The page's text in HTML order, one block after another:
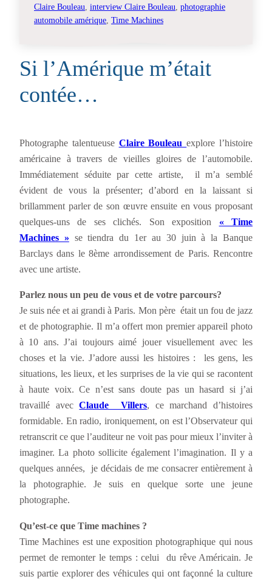
Claire Bouleau interview Claire Bouleau photographie
automobile amérique Time Machines
Si l’Amérique m’était
contée…
Photographe talentueuse Claire Bouleauexplore l’histoire
américaine à travers de vieilles gloires de l’automobile.
Immédiatement séduite par cette artiste, il m’a semblé
évident de vous la présenter; d’abord en la laissant si
brillamment parler de son œuvre ensuite en vous proposant
quelques-uns de ses clichés. Son exposition « Time
Machines » se tiendra du 1er au 30 juin à la Banque
Barclays dans le 8ème arrondissement de Paris. Rencontre
avec une artiste.
Parlez nous un peu de vous et de votre parcours?
Je suis née et ai grandi à Paris. Mon père était un fou de jazz
et de photographie. Il m’a offert mon premier appareil photo
à 10 ans. J’ai toujours aimé jouer visuellement avec les
choses et la vie. J’adore aussi les histoires : les gens, les
situations, les lieux, et les surprises de la vie qui se racontent
à haute voix. Ce n’est sans doute pas un hasard si j’ai
travaillé avecClaude Villers, ce marchand d’histoires
formidable. En radio, ironiquement, on est l’Observateur qui
retranscrit ce que l’auditeur ne voit pas pour mieux l’inviter à
imaginer. La photo sollicite également l’imagination. Il y a
quelques années, je décidais de me consacrer entièrement à
la photographie. Je suis en quelque sorte une jeune
photographe.
Qu’est-ce que Time machines ?
Time Machines est une exposition photographique qui nous
permet de remonter le temps : celui du rêve Américain. Je
suis partie explorer des véhicules qui ont façonné la culture